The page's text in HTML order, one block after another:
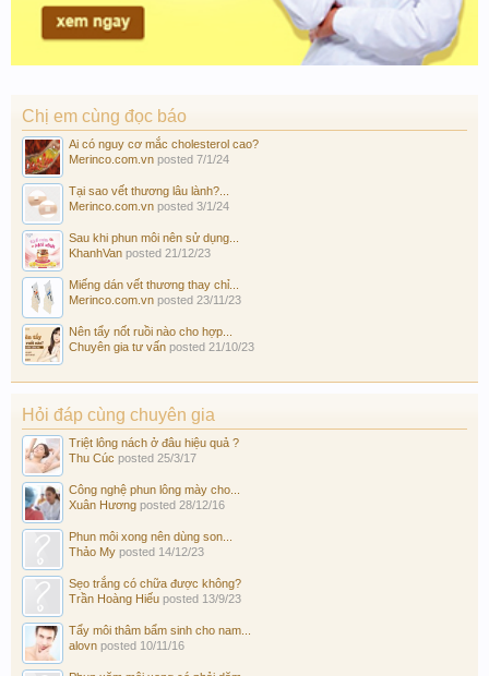
Chị em cùng đọc báo
Ai có nguy cơ mắc cholesterol cao?
Merinco.com.vn posted 7/1/24
Tại sao vết thương lâu lành?...
Merinco.com.vn posted 3/1/24
Sau khi phun môi nên sử dụng...
KhanhVan posted 21/12/23
Miếng dán vết thương thay chỉ...
Merinco.com.vn posted 23/11/23
Nên tẩy nốt ruồi nào cho hợp...
Chuyên gia tư vấn posted 21/10/23
Hỏi đáp cùng chuyên gia
Triệt lông nách ở đâu hiệu quả ?
Thu Cúc posted 25/3/17
Công nghệ phun lông mày cho...
Xuân Hương posted 28/12/16
Phun môi xong nên dùng son...
Thảo My posted 14/12/23
Sẹo trắng có chữa được không?
Trần Hoàng Hiếu posted 13/9/23
Tẩy môi thâm bẩm sinh cho nam...
alovn posted 10/11/16